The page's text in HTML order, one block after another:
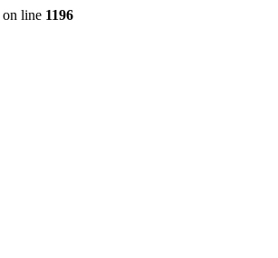
on line 1196